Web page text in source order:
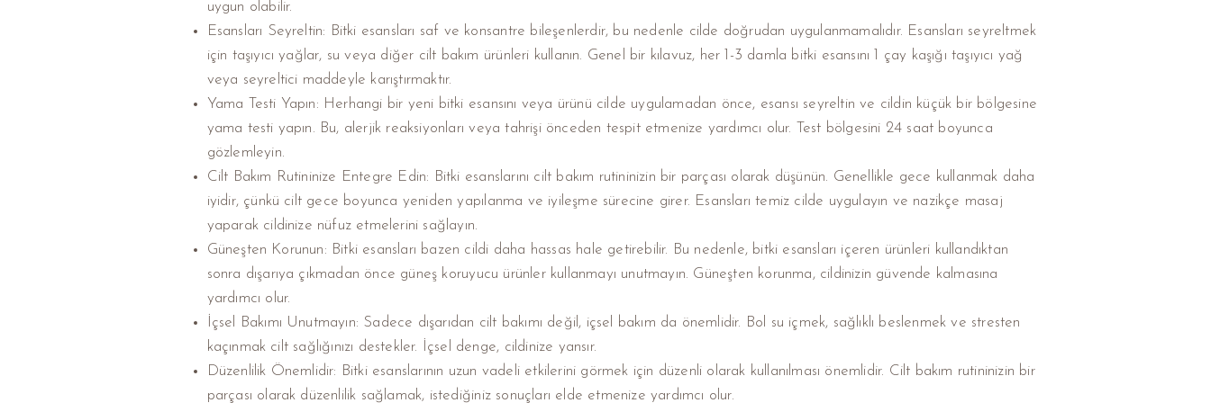
uygun olabilir.
Esansları Seyreltin: Bitki esansları saf ve konsantre bileşenlerdir, bu nedenle cilde doğrudan uygulanmamalıdır. Esansları seyreltmek
için taşıyıcı yağlar, su veya diğer cilt bakım ürünleri kullanın. Genel bir kılavuz, her 1-3 damla bitki esansını 1 çay kaşığı taşıyıcı yağ
veya seyreltici maddeyle karıştırmaktır.
Yama Testi Yapın: Herhangi bir yeni bitki esansını veya ürünü cilde uygulamadan önce, esansı seyreltin ve cildin küçük bir bölgesine
yama testi yapın. Bu, alerjik reaksiyonları veya tahrişi önceden tespit etmenize yardımcı olur. Test bölgesini 24 saat boyunca
gözlemleyin.
Cilt Bakım Rutininize Entegre Edin: Bitki esanslarını cilt bakım rutininizin bir parçası olarak düşünün. Genellikle gece kullanmak daha
iyidir, çünkü cilt gece boyunca yeniden yapılanma ve iyileşme sürecine girer. Esansları temiz cilde uygulayın ve nazikçe masaj
yaparak cildinize nüfuz etmelerini sağlayın.
Güneşten Korunun: Bitki esansları bazen cildi daha hassas hale getirebilir. Bu nedenle, bitki esansları içeren ürünleri kullandıktan
sonra dışarıya çıkmadan önce güneş koruyucu ürünler kullanmayı unutmayın. Güneşten korunma, cildinizin güvende kalmasına
yardımcı olur.
İçsel Bakımı Unutmayın: Sadece dışarıdan cilt bakımı değil, içsel bakım da önemlidir. Bol su içmek, sağlıklı beslenmek ve stresten
kaçınmak cilt sağlığınızı destekler. İçsel denge, cildinize yansır.
Düzenlilik Önemlidir: Bitki esanslarının uzun vadeli etkilerini görmek için düzenli olarak kullanılması önemlidir. Cilt bakım rutininizin bir
parçası olarak düzenlilik sağlamak, istediğiniz sonuçları elde etmenize yardımcı olur.